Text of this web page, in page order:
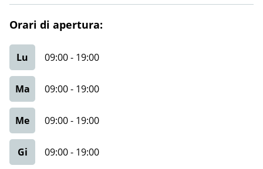
Orari di apertura:
Lu 09:00- 19:00
Ma 09:00- 19:00
Me 09:00- 19:00
Gi 09:00- 19:00